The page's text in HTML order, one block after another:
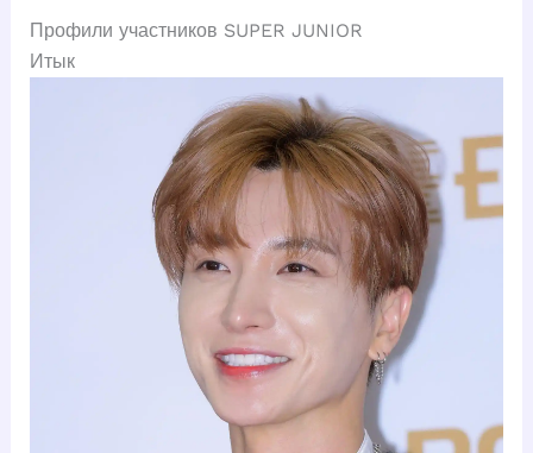
Профили участников SUPER JUNIOR
Итык